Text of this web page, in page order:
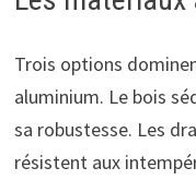
Trois options
aluminium. Le bois
sa robustesse. Les
résistent aux